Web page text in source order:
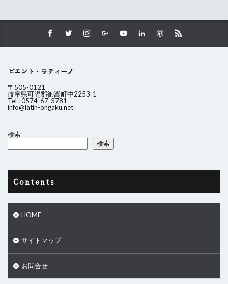
ビエント・ラティーノ
〒505-0121
岐阜県可児郡御嵩町中2253-1
Tel : 0574-67-3781
info@latin-ongaku.net
検索
検索
Contents
HOME
サイトマップ
お問合せ